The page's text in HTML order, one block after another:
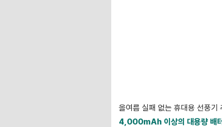
올여름 실패 없는 휴대용 선풍기
4,000mAh 이상의 대용량 배